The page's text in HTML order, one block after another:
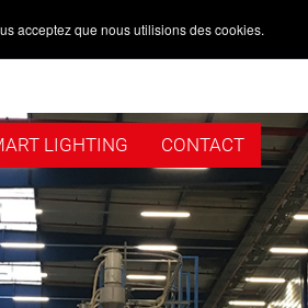
LIGHTING CONTACT
acceptez que nous utilisions des cookies.